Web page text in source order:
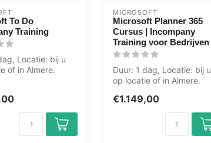
To Do
Training
Locatie: bij u
of in Almere.
MICROSOFT
Microsoft Planner 365
Cursus | Incompany
Training voor Bedrijven
Duur: 1 dag, Locatie: bij u
op locatie of in Almere.
Utrecht....
€1.149,00